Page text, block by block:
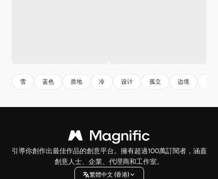
雪 蓝色 质地 冷 设计 孤立 边境
引導你創作出最佳作品的創意平台。擁有超過100萬訂閱者，涵蓋
創意人士、企業、代理商和工作室。
繁體中文 (香港)